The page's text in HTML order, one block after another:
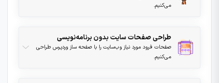
می‌کنیم.
طراحی صفحات سایت بدون برنامه‌نویسی
صفحات فرود مورد نیاز وب‌سایت را با صفحه ساز وردپرس طراحی
می‌کنیم.